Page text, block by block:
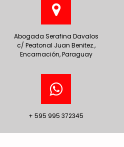
Abogada Serafina Davalos
c/ Peatonal Juan Benitez.,
Encarnación, Paraguay
+ 595 995 372345